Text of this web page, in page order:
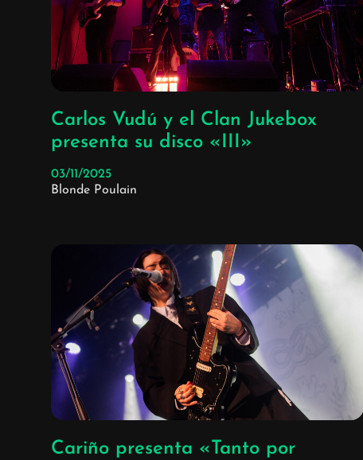
Carlos Vudú y el Clan Jukebox
presenta su disco «III»
03/11/2025
Blonde Poulain
Cariño presenta «Tanto por